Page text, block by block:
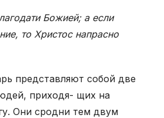
Божией; а если
то Христос напрасно
представляют собой две
приходя- щих на
Они сродни тем двум